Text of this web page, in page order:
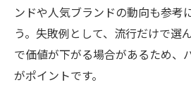
ンドや人気ブランドの動向も参考
う。失敗例として、流行だけで選
で価値が下がる場合があるため、
がポイントです。